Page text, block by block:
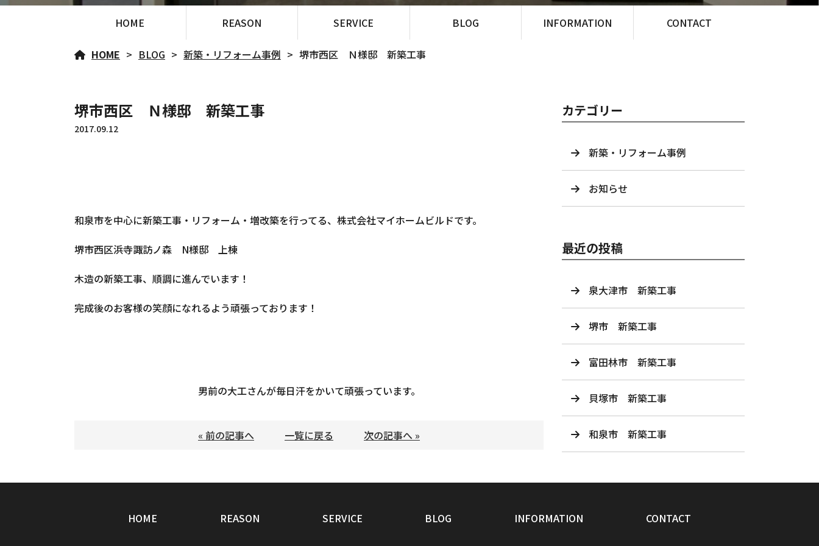
HOME REASON SERVICE BLOG INFORMATION CONTACT
HOME BLOG 新築・リフォーム事例 堺市西区 Ｎ様邸 新築工事
堺市西区 Ｎ様邸 新築工事
2017.09.12
和泉市を中心に新築工事・リフォーム・増改築を行ってる、株式会社マイホームビルドです。
堺市西区浜寺諏訪ノ森 N様邸 上棟
木造の新築工事、順調に進んでいます！
完成後のお客様の笑顔になれるよう頑張っております！
男前の大工さんが毎日汗をかいて頑張っています。
« 前の記事へ 一覧に戻る 次の記事へ »
カテゴリー
新築・リフォーム事例
お知らせ
最近の投稿
泉大津市 新築工事
堺市 新築工事
富田林市 新築工事
貝塚市 新築工事
和泉市 新築工事
HOME REASON SERVICE BLOG INFORMATION CONTACT